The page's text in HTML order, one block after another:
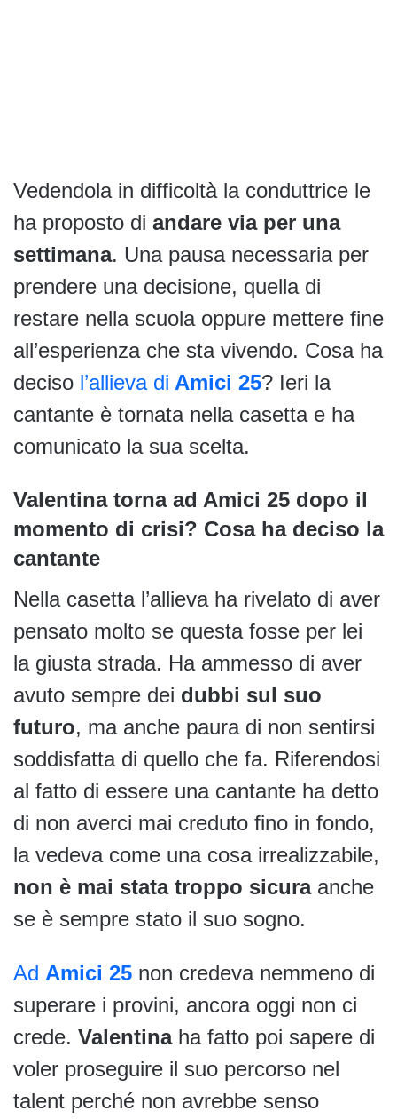
Vedendola in difficoltà la conduttrice le
ha proposto di andare via per una
settimana. Una pausa necessaria per
prendere una decisione, quella di
restare nella scuola oppure mettere fine
all’esperienza che sta vivendo. Cosa ha
deciso l’allieva di Amici 25? Ieri la
cantante è tornata nella casetta e ha
comunicato la sua scelta.
Valentina torna ad Amici 25 dopo il
momento di crisi? Cosa ha deciso la
cantante
Nella casetta l’allieva ha rivelato di aver
pensato molto se questa fosse per lei
la giusta strada. Ha ammesso di aver
avuto sempre dei dubbi sul suo
futuro, ma anche paura di non sentirsi
soddisfatta di quello che fa. Riferendosi
al fatto di essere una cantante ha detto
di non averci mai creduto fino in fondo,
la vedeva come una cosa irrealizzabile,
non è mai stata troppo sicuraanche
se è sempre stato il suo sogno.
Ad Amici 25 non credeva nemmeno di
superare i provini, ancora oggi non ci
crede. Valentina ha fatto poi sapere di
voler proseguire il suo percorso nel
talent perché non avrebbe senso